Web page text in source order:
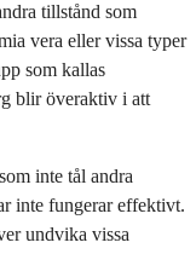
tillstånd som
vera eller vissa typer
som kallas
blir överaktiv i att
inte tål andra
inte fungerar effektivt.
undvika vissa